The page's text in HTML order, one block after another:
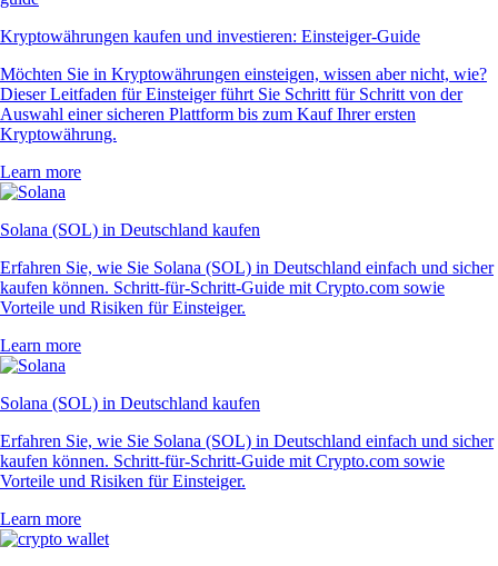
Kryptowährungen kaufen und investieren: Einsteiger-Guide
Möchten Sie in Kryptowährungen einsteigen, wissen aber nicht, wie?
Dieser Leitfaden für Einsteiger führt Sie Schritt für Schritt von der
Auswahl einer sicheren Plattform bis zum Kauf Ihrer ersten
Kryptowährung.
Learn more
Solana (SOL) in Deutschland kaufen
Erfahren Sie, wie Sie Solana (SOL) in Deutschland einfach und sicher
kaufen können. Schritt-für-Schritt-Guide mit Crypto.com sowie
Vorteile und Risiken für Einsteiger.
Learn more
Solana (SOL) in Deutschland kaufen
Erfahren Sie, wie Sie Solana (SOL) in Deutschland einfach und sicher
kaufen können. Schritt-für-Schritt-Guide mit Crypto.com sowie
Vorteile und Risiken für Einsteiger.
Learn more